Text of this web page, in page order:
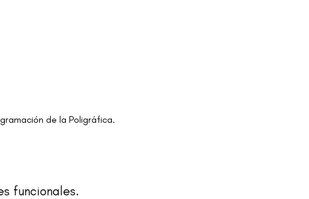
de la Poligráfica.
funcionales.